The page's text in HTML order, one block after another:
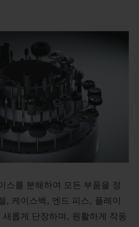
스를 분해하여 모든 부품을 정
, 케이스백, 엔드 피스, 플레이
롭게 단장하며, 원활하게 작동